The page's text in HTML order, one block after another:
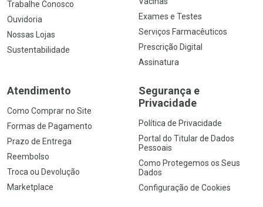
Trabalhe Conosco
Ouvidoria
Nossas Lojas
Sustentabilidade
Exames e Testes
Serviços Farmacêuticos
Prescrição Digital
Assinatura
Atendimento
Como Comprar no Site
Formas de Pagamento
Prazo de Entrega
Reembolso
Troca ou Devolução
Marketplace
Segurança e
Privacidade
Política de Privacidade
Portal do Titular de Dados
Pessoais
Como Protegemos os Seus
Dados
Configuração de Cookies